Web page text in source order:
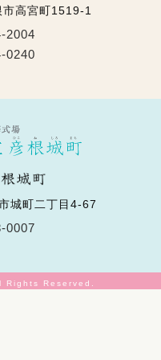
市高宮町1519-1
2004
0240
城町二丁目4-67
0007
Reserved.